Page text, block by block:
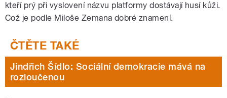
kteří prý při vyslovení názvu platformy dostávají husí kůži.
Což je podle Miloše Zemana dobré znamení.
Jindřich Šídlo: Sociální demokracie mává na
rozloučenou